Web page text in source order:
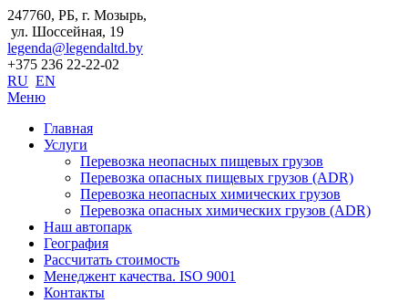
247760, РБ, г. Мозырь,
ул. Шоссейная, 19
legenda@legendaltd.by
+375 236 22-22-02
RU EN
Меню
Главная
Услуги
Перевозка неопасных пищевых грузов
Перевозка опасных пищевых грузов (ADR)
Перевозка неопасных химических грузов
Перевозка опасных химических грузов (ADR)
Наш автопарк
География
Рассчитать стоимость
Менеджент качества. ISO 9001
Контакты